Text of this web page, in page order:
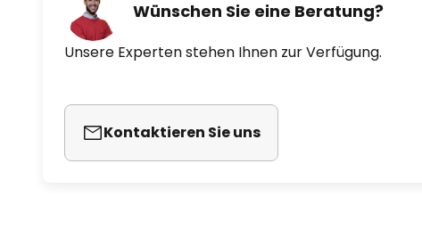
Wünschen Sie eine Beratung?
Unsere Experten stehen Ihnen zur Verfügung.
Kontaktieren Sie uns